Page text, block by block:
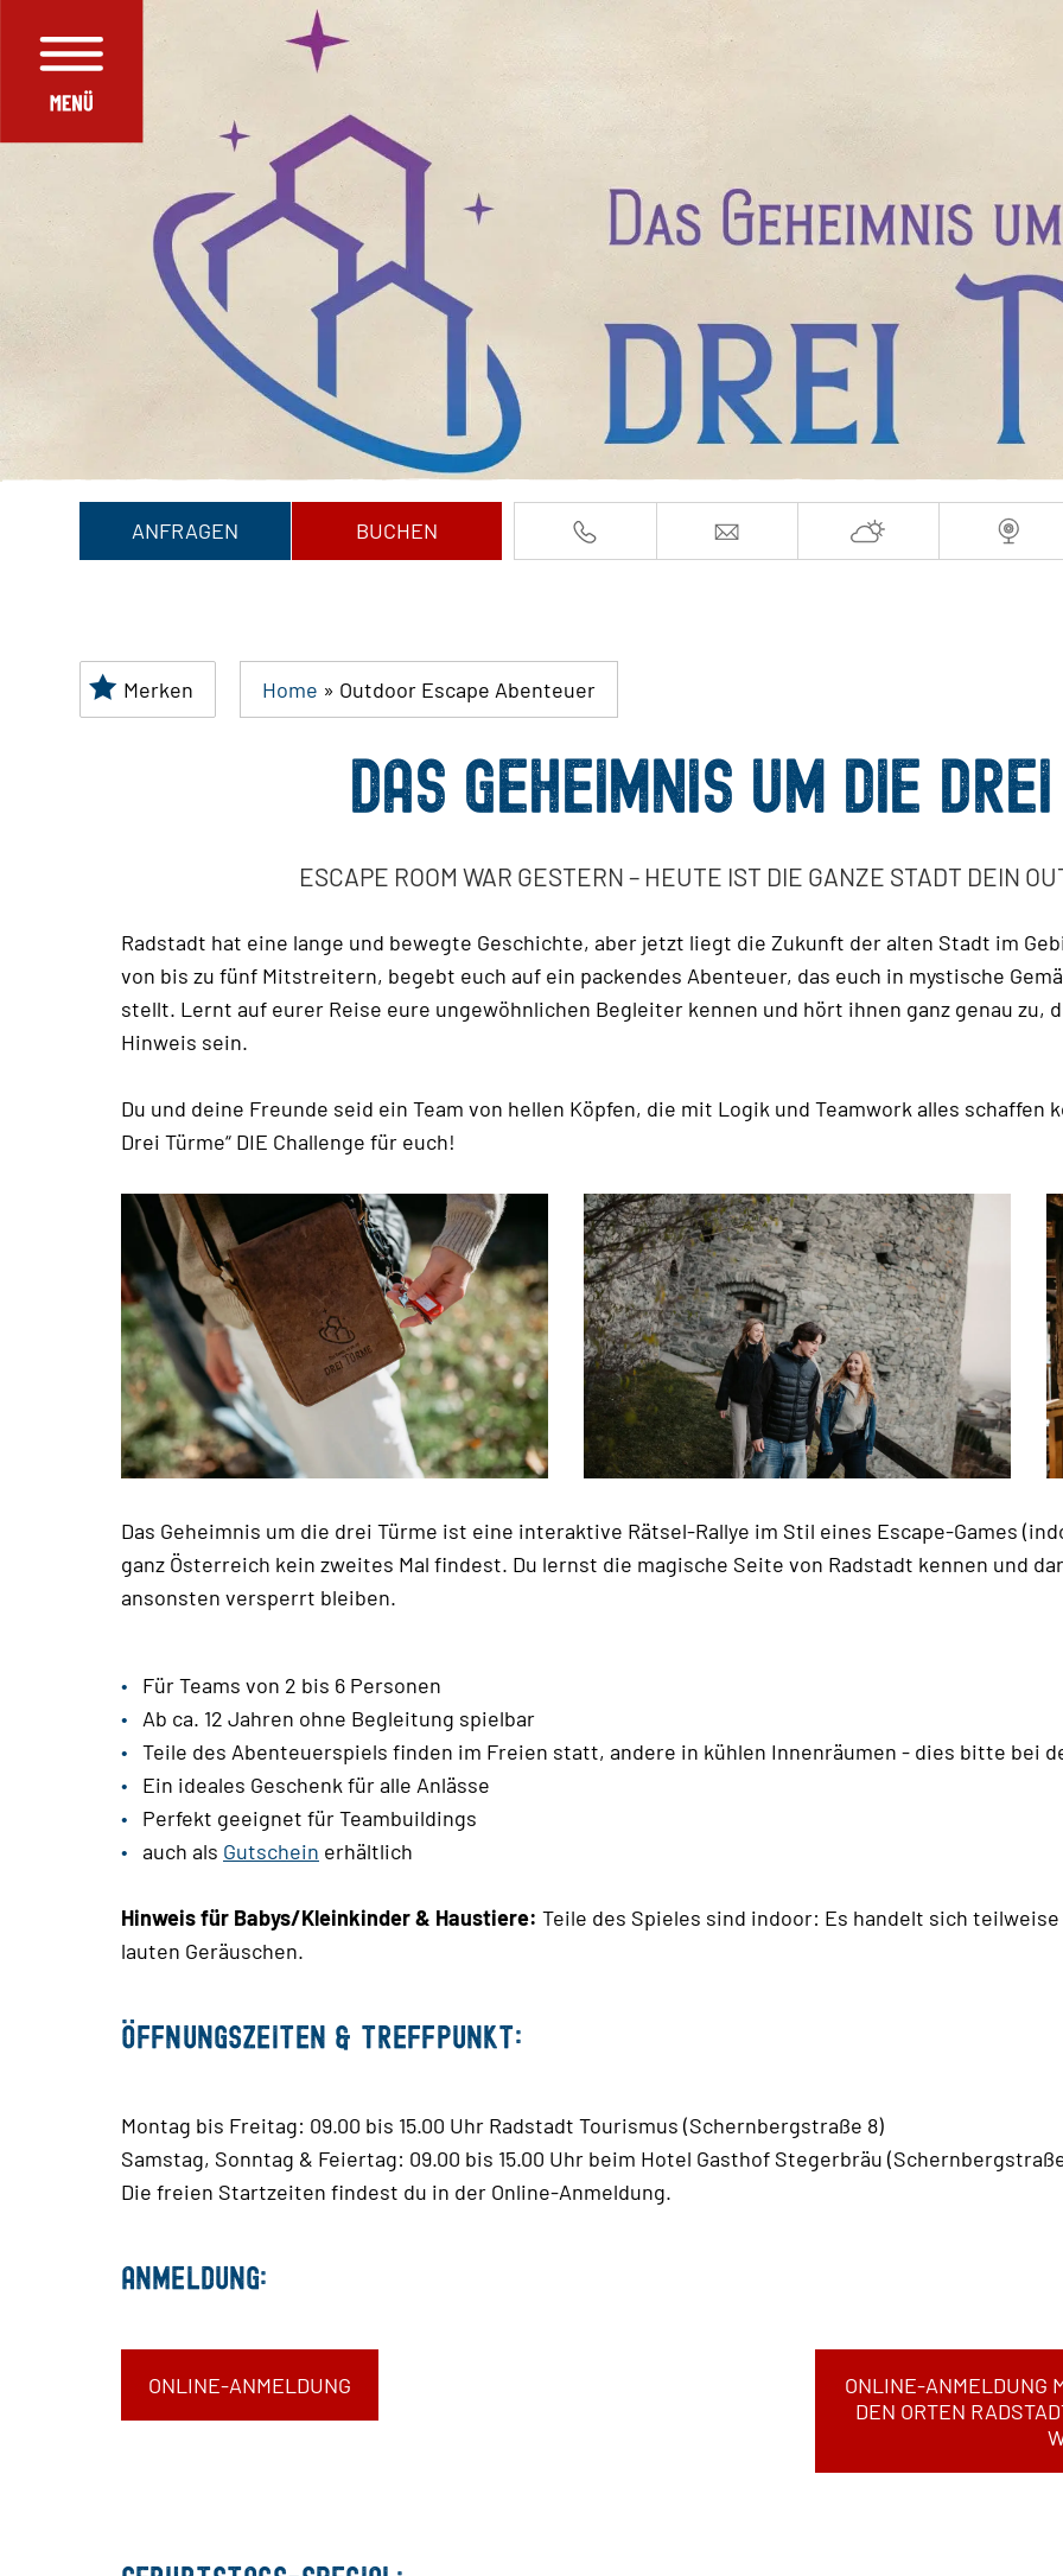
ANFRAGEN BUCHEN
Merken Home » Outdoor Escape Abenteuer
DAS GEHEIMNIS UM DIE
ESCAPE ROOM WAR GESTERN – HEUTE IST DIE GANZE STADT DEIN
Radstadt hat eine lange und bewegte Geschichte, aber jetzt liegt die Zukunft der alten Stadt im
von bis zu fünf Mitstreitern, begebt euch auf ein packendes Abenteuer, das euch in mystische
stellt. Lernt auf eurer Reise eure ungewöhnlichen Begleiter kennen und hört ihnen ganz genau zu,
Hinweis sein.
Du und deine Freunde seid ein Team von hellen Köpfen, die mit Logik und Teamwork alles schaffen
Drei Türme“ DIE Challenge für euch!
Das Geheimnis um die drei Türme ist eine interaktive Rätsel-Rallye im Stil eines Escape-Games
ganz Österreich kein zweites Mal findest. Du lernst die magische Seite von Radstadt kennen und
ansonsten versperrt bleiben.
Für Teams von 2 bis 6 Personen
Ab ca. 12 Jahren ohne Begleitung spielbar
Teile des Abenteuerspiels finden im Freien statt, andere in kühlen Innenräumen - dies bitte bei
Ein ideales Geschenk für alle Anlässe
Perfekt geeignet für Teambuildings
auch als Gutschein erhältlich
Hinweis für Babys/Kleinkinder & Haustiere: Teile des Spieles sind indoor: Es handelt sich
lauten Geräuschen.
Öffnungszeiten & Treffpunkt:
Montag bis Freitag: 09.00 bis 15.00 Uhr Radstadt Tourismus (Schernbergstraße 8)
Samstag, Sonntag & Feiertag: 09.00 bis 15.00 Uhr beim Hotel Gasthof Stegerbräu
Die freien Startzeiten findest du in der Online-Anmeldung.
Anmeldung:
ONLINE-ANMELDUNG
ONLINE-ANMELDUNG
DEN ORTEN